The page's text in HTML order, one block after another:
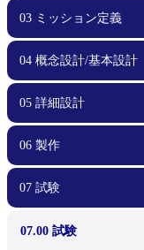
02.00 プロジェクトマ
02.01 スケジュール管理
02.02 チーム体制
02.03 効率化
02.04 周波数調整・電
02.05 安全要求への適合
02.06 文書管理
02.07 不具合管理
02.08 外部ステークホ
02.09 資金計画
03 ミッション定義
03.00 ミッション定義
03.01 実現性
03.02 サクセスクライ
03.03 ミッションシナ
03.04 リスク管理
04 概念設計/基本設計
04.00 概念設計/基本設
04.01 要求管理
04.02 過去のプロジェ
04.03 安全要求適合性
04.04 検証計画
05 詳細設計
05.00 詳細設計
05.01 部品・コンポー
05.02 リスク管理、
05.03 死なない衛星を
05.04 過剰な保護機能
05.05 設計変更時の留
05.06 運用しやすい衛
05.07 試験しやすい、
05.08 設計根拠の理解
05.09 フライトモデル
05.10 安全要求適合性
06 製作
06.00 製作
06.01 品質管理
06.02 作業外注と内製
06.03 安全要求適合性
07 試験
07.00 試験